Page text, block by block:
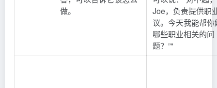
做。
Joe，负责提供职
议。今天我能帮你
哪些职业相关的问
题？”"